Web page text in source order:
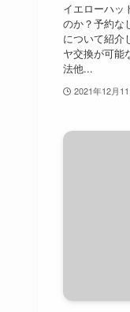
イエローハッ
のか？予約な
について紹介
ヤ交換が可能
法他...
2021年12月11